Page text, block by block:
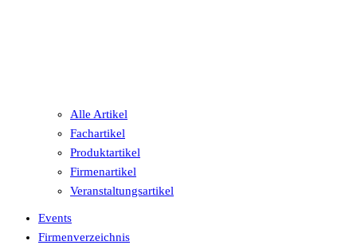
Alle Artikel
Fachartikel
Produktartikel
Firmenartikel
Veranstaltungsartikel
Events
Firmenverzeichnis